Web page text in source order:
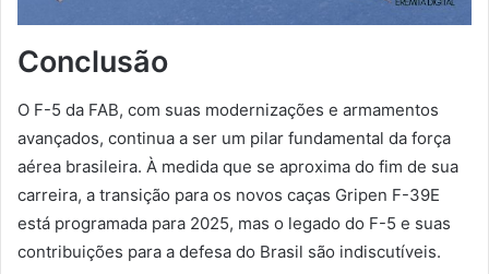
Conclusão
O F-5 da FAB, com suas modernizações e armamentos
avançados, continua a ser um pilar fundamental da força
aérea brasileira. À medida que se aproxima do fim de sua
carreira, a transição para os novos caças Gripen F-39E
está programada para 2025, mas o legado do F-5 e suas
contribuições para a defesa do Brasil são indiscutíveis.